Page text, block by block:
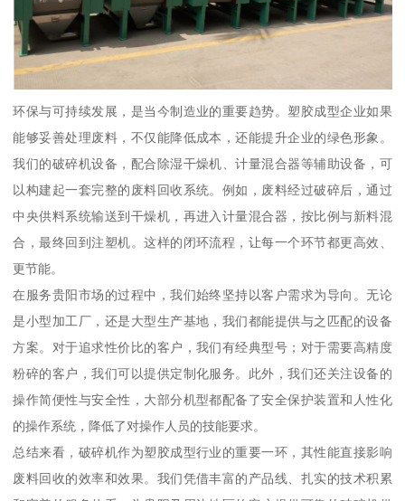
环保与可持续发展，是当今制造业的重要趋势。塑胶成型企业如果
能够妥善处理废料，不仅能降低成本，还能提升企业的绿色形象。
我们的破碎机设备，配合除湿干燥机、计量混合器等辅助设备，可
以构建起一套完整的废料回收系统。例如，废料经过破碎后，通过
中央供料系统输送到干燥机，再进入计量混合器，按比例与新料混
合，最终回到注塑机。这样的闭环流程，让每一个环节都更高效、
更节能。
在服务贵阳市场的过程中，我们始终坚持以客户需求为导向。无论
是小型加工厂，还是大型生产基地，我们都能提供与之匹配的设备
方案。对于追求性价比的客户，我们有经典型号；对于需要高精度
粉碎的客户，我们可以提供定制化服务。此外，我们还关注设备的
操作简便性与安全性，大部分机型都配备了安全保护装置和人性化
的操作系统，降低了对操作人员的技能要求。
总结来看，破碎机作为塑胶成型行业的重要一环，其性能直接影响
废料回收的效率和效果。我们凭借丰富的产品线、扎实的技术积累